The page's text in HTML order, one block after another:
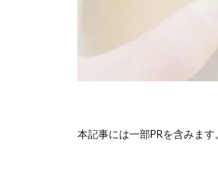
本記事には一部PRを含みます